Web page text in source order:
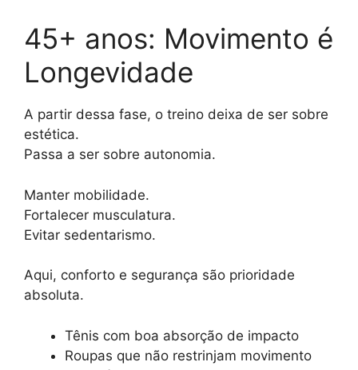
45+ anos: Movimento é
Longevidade
A partir dessa fase, o treino deixa de ser sobre
estética.
Passa a ser sobre autonomia.
Manter mobilidade.
Fortalecer musculatura.
Evitar sedentarismo.
Aqui, conforto e segurança são prioridade
absoluta.
Tênis com boa absorção de impacto
Roupas que não restrinjam movimento